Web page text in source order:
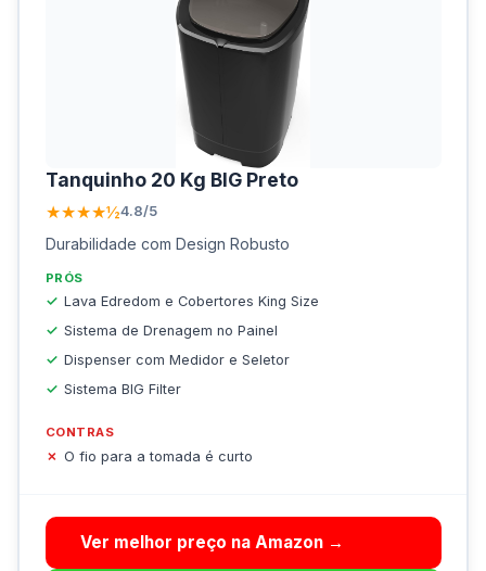
Tanquinho 20 Kg BIG Preto
★★★★½4.8/5
Durabilidade com Design Robusto
PRÓS
Lava Edredom e Cobertores King Size
Sistema de Drenagem no Painel
Dispenser com Medidor e Seletor
Sistema BIG Filter
CONTRAS
O fio para a tomada é curto
Ver melhor preço na Amazon →